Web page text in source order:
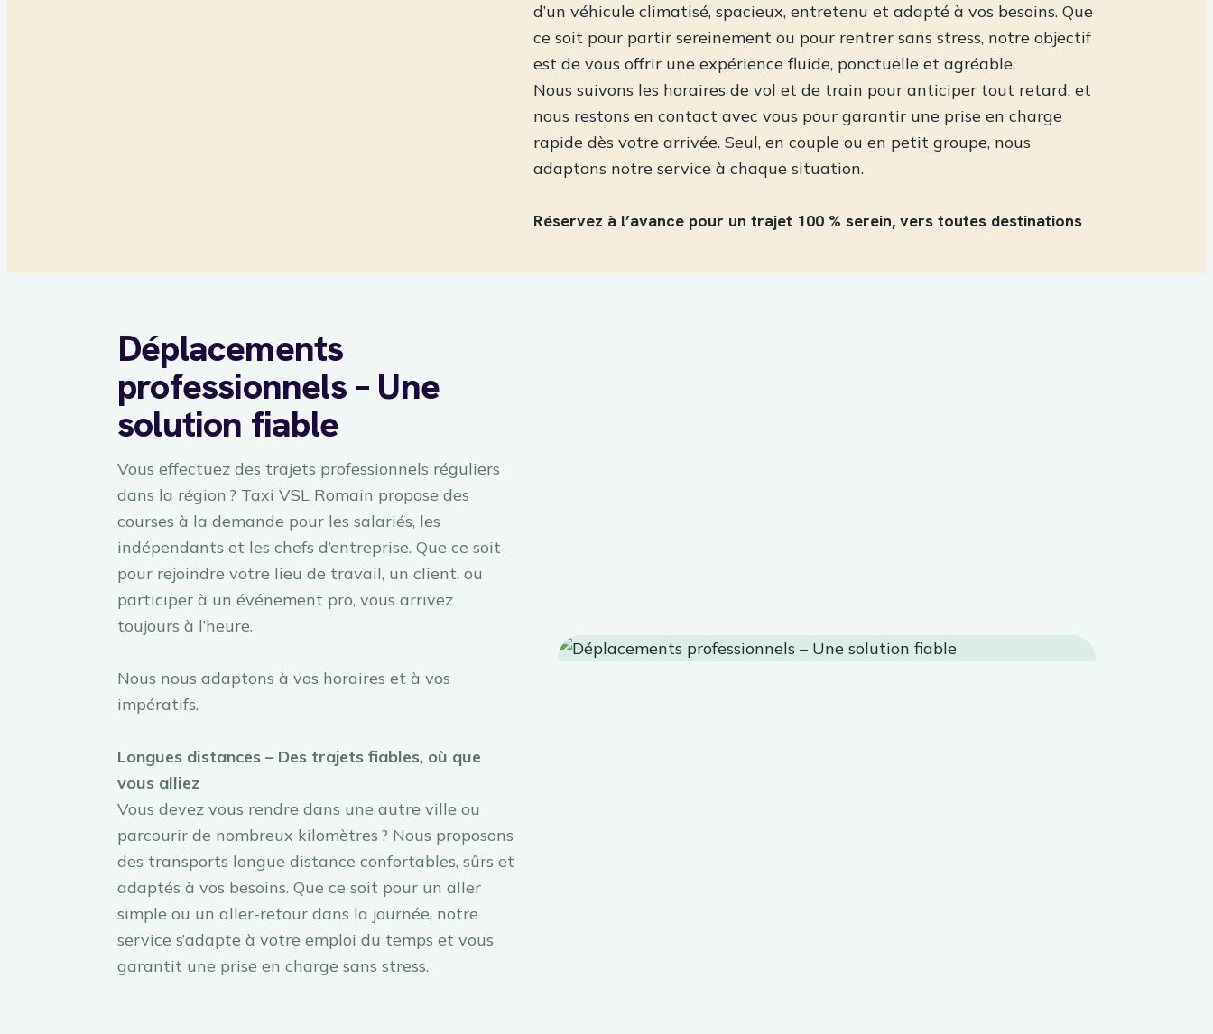
d’un véhicule climatisé, spacieux, entretenu et adapté à vos besoins. Que
ce soit pour partir sereinement ou pour rentrer sans stress, notre objectif
est de vous offrir une expérience fluide, ponctuelle et agréable.
Nous suivons les horaires de vol et de train pour anticiper tout retard, et
nous restons en contact avec vous pour garantir une prise en charge
rapide dès votre arrivée. Seul, en couple ou en petit groupe, nous
adaptons notre service à chaque situation.
Réservez à l’avance pour un trajet 100 % serein, vers toutes destinations
Déplacements
professionnels – Une
solution fiable
Vous effectuez des trajets professionnels réguliers
dans la région ? Taxi VSL Romain propose des
courses à la demande pour les salariés, les
indépendants et les chefs d’entreprise. Que ce soit
pour rejoindre votre lieu de travail, un client, ou
participer à un événement pro, vous arrivez
toujours à l’heure.
Nous nous adaptons à vos horaires et à vos
impératifs.
Longues distances – Des trajets fiables, où que
vous alliez
Vous devez vous rendre dans une autre ville ou
parcourir de nombreux kilomètres ? Nous proposons
des transports longue distance confortables, sûrs et
adaptés à vos besoins. Que ce soit pour un aller
simple ou un aller-retour dans la journée, notre
service s’adapte à votre emploi du temps et vous
garantit une prise en charge sans stress.